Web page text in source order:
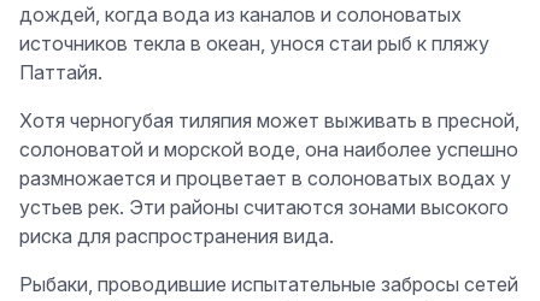
дождей, когда вода из каналов и солоноватых
источников текла в океан, унося стаи рыб к пляжу
Паттайя.
Хотя черногубая тиляпия может выживать в пресной,
солоноватой и морской воде, она наиболее успешно
размножается и процветает в солоноватых водах у
устьев рек. Эти районы считаются зонами высокого
риска для распространения вида.
Рыбаки, проводившие испытательные забросы сетей